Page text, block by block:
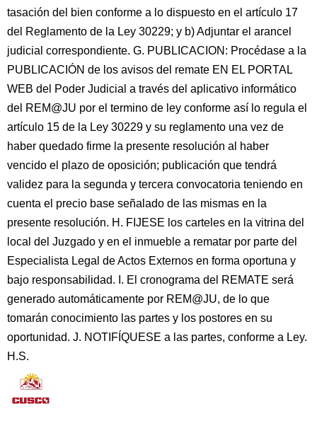
tasación del bien conforme a lo dispuesto en el artículo 17
del Reglamento de la Ley 30229; y b) Adjuntar el arancel
judicial correspondiente. G. PUBLICACION: Procédase a la
PUBLICACIÓN de los avisos del remate EN EL PORTAL
WEB del Poder Judicial a través del aplicativo informático
del REM@JU por el termino de ley conforme así lo regula el
artículo 15 de la Ley 30229 y su reglamento una vez de
haber quedado firme la presente resolución al haber
vencido el plazo de oposición; publicación que tendrá
validez para la segunda y tercera convocatoria teniendo en
cuenta el precio base señalado de las mismas en la
presente resolución. H. FIJESE los carteles en la vitrina del
local del Juzgado y en el inmueble a rematar por parte del
Especialista Legal de Actos Externos en forma oportuna y
bajo responsabilidad. I. El cronograma del REMATE será
generado automáticamente por REM@JU, de lo que
tomarán conocimiento las partes y los postores en su
oportunidad. J. NOTIFÍQUESE a las partes, conforme a Ley.
H.S.